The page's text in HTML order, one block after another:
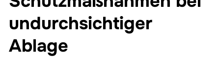
undurchsichtiger
Ablage